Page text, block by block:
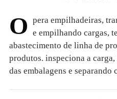
O pera empilhadeiras,
e empilhando cargas,
abastecimento de linha de
produtos. inspeciona a
das embalagens e separando